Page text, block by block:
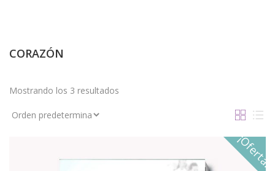
CORAZÓN
Mostrando los 3 resultados
¡Oferta!